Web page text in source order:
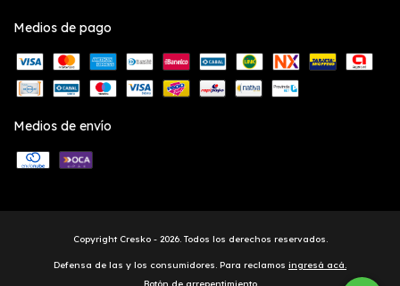
Medios de pago
Medios de envío
Copyright Cresko - 2026. Todos los derechos reservados.
Defensa de las y los consumidores. Para reclamos ingresá acá.
Botón de arrepentimiento